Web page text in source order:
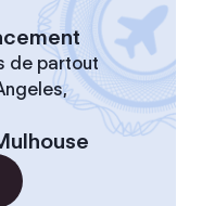
de partout